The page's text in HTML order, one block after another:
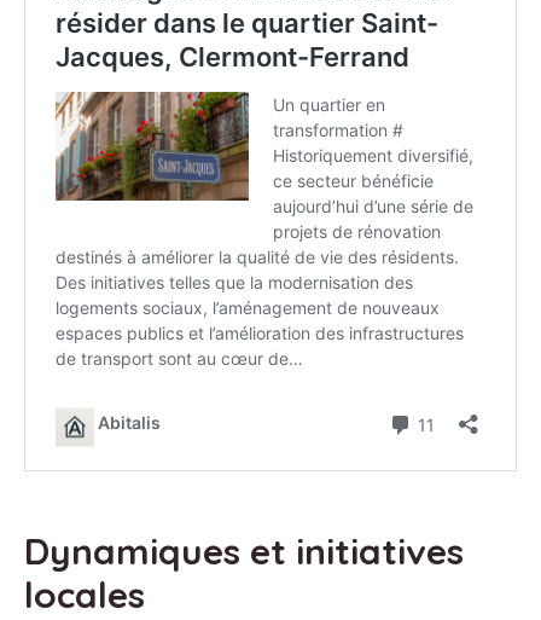
Dynamiques et initiatives
locales